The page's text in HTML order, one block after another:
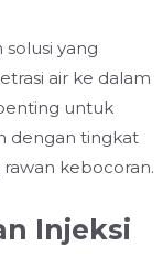
yang
air ke dalam
untuk
dengan tingkat
kebocoran.
Injeksi